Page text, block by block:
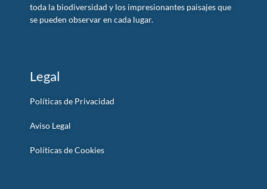
toda la biodiversidad y los impresionantes paisajes que
se pueden observar en cada lugar.
Legal
Políticas de Privacidad
Aviso Legal
Políticas de Cookies